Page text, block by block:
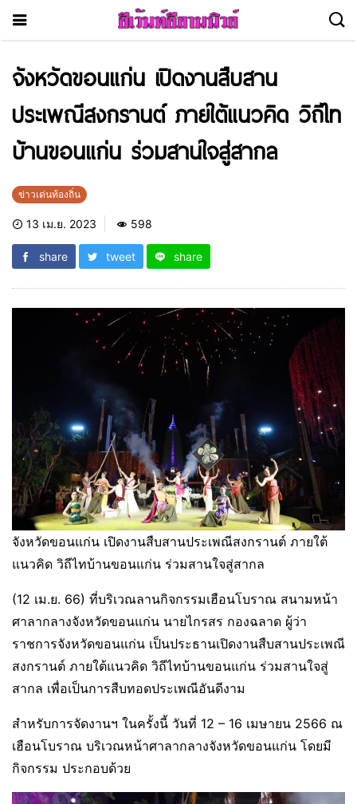
จังหวัดขอนแก่น เปิดงานสืบสาน
ประเพณีสงกรานต์ ภายใต้แนวคิด วิถีไท
บ้านขอนแก่น ร่วมสานใจสู่สากล
ข่าวเด่นท้องถิ่น
13 เม.ย. 2023 598
share tweet share
จังหวัดขอนแก่น เปิดงานสืบสานประเพณีสงกรานต์ ภายใต้
แนวคิด วิถีไทบ้านขอนแก่น ร่วมสานใจสู่สากล
(12 เม.ย. 66) ที่บริเวณลานกิจกรรมเฮือนโบราณ สนามหน้า
ศาลากลางจังหวัดขอนแก่น นายไกรสร กองฉลาด ผู้ว่า
ราชการจังหวัดขอนแก่น เป็นประธานเปิดงานสืบสานประเพณี
สงกรานต์ ภายใต้แนวคิด วิถีไทบ้านขอนแก่น ร่วมสานใจสู่
สากล เพื่อเป็นการสืบทอดประเพณีอันดีงาม
สำหรับการจัดงานฯ ในครั้งนี้ วันที่ 12 – 16 เมษายน 2566 ณ
เฮือนโบราณ บริเวณหน้าศาลากลางจังหวัดขอนแก่น โดยมี
กิจกรรม ประกอบด้วย